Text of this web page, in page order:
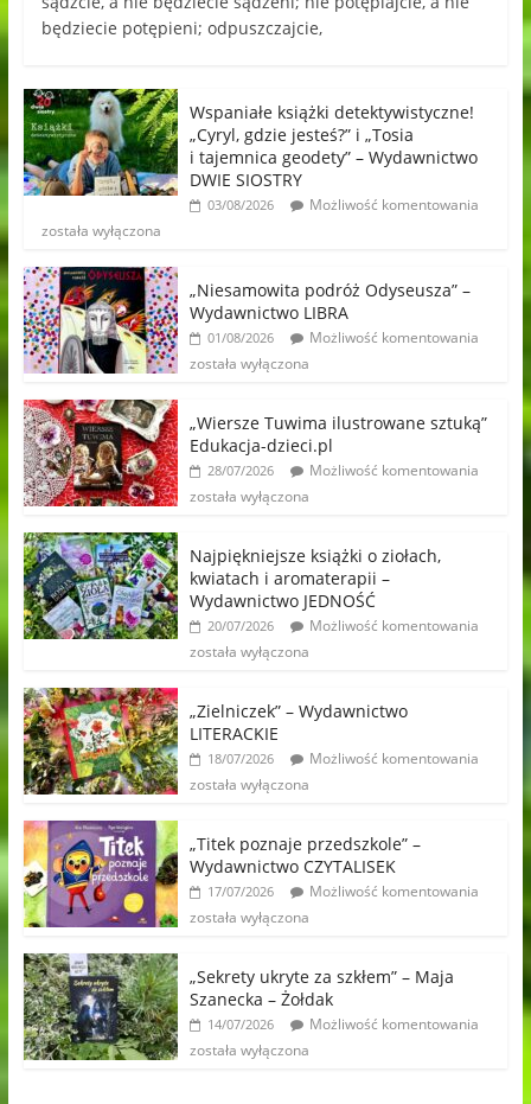
będziecie potępieni; odpuszczajcie,
Wspaniałe książki detektywistyczne!
„Cyryl, gdzie jesteś?” i „Tosia
i tajemnica geodety” – Wydawnictwo
DWIE SIOSTRY
03/08/2026
Możliwość komentowania
została wyłączona
„Niesamowita podróż Odyseusza” –
Wydawnictwo LIBRA
01/08/2026
Możliwość komentowania
została wyłączona
„Wiersze Tuwima ilustrowane sztuką”
Edukacja-dzieci.pl
28/07/2026
Możliwość komentowania
została wyłączona
Najpiękniejsze książki o ziołach,
kwiatach i aromaterapii –
Wydawnictwo JEDNOŚĆ
20/07/2026
Możliwość komentowania
została wyłączona
„Zielniczek” – Wydawnictwo
LITERACKIE
18/07/2026
Możliwość komentowania
została wyłączona
„Titek poznaje przedszkole” –
Wydawnictwo CZYTALISEK
17/07/2026
Możliwość komentowania
została wyłączona
„Sekrety ukryte za szkłem” – Maja
Szanecka – Żołdak
14/07/2026
Możliwość komentowania
została wyłączona